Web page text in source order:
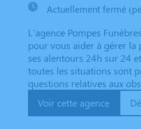
Actuellement fermé
L'agence Pompes
pour vous aider à gérer
ses alentours 24h sur 24
toutes les situations sont
questions relatives aux
Voir cette agence